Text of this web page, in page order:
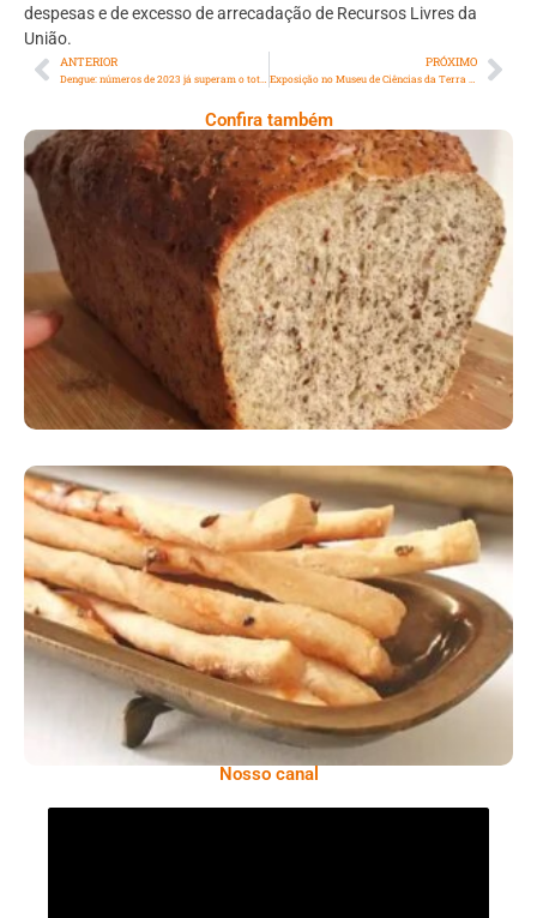
despesas e de excesso de arrecadação de Recursos Livres da
União.
ANTERIOR PRÓXIMO
Confira também
Comer Bem: Pão Low Carb
Comer Bem: Palitinhos De Cebola E Salsa
Nosso canal